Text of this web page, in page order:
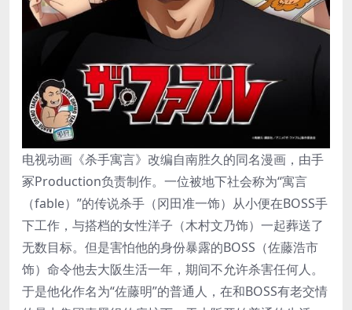
电视动画《杀手寓言》改编自南胜久的同名漫画，由手
冢Production负责制作。一位被地下社会称为“寓言
（fable）”的传说杀手（冈田准一饰）从小便在BOSS手
下工作，与搭档的女性洋子（木村文乃饰）一起葬送了
无数目标。但是害怕他的身份暴露的BOSS（佐藤浩市
饰）命令他去大阪生活一年，期间不允许杀害任何人。
于是他化作名为“佐藤明”的普通人，在和BOSS有老交情